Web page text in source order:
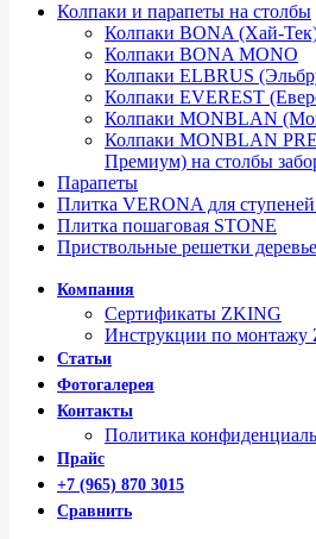
Колпаки и парапеты на столбы
Колпаки BONA (Хай-
Колпаки BONA MONO
Колпаки ELBRUS
Колпаки EVEREST
Колпаки MONBLAN
Колпаки MONBLAN
Премиум) на столбы
Парапеты
Плитка VERONA для
Плитка пошаговая STONE
Приствольные решетки
Компания
Сертификаты ZKING
Инструкции по монтажу
Статьи
Фотогалерея
Контакты
Политика
Прайс
+7 (965) 870 3015
Сравнить